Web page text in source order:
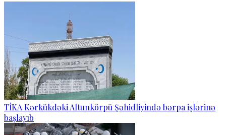
TİKA Kərkükdəki Altunkörpü Şəhidliyində bərpa işlərinə
başlayıb